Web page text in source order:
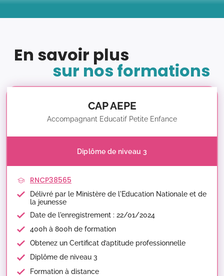
En savoir plus
sur nos formations
CAP AEPE
Accompagnant Educatif Petite Enfance
Diplôme de niveau 3
RNCP38565
Délivré par le Ministère de l'Education Nationale et de
la jeunesse
Date de l'enregistrement : 22/01/2024
400h à 800h de formation
Obtenez un Certificat d’aptitude professionnelle
Diplôme de niveau 3
Formation à distance